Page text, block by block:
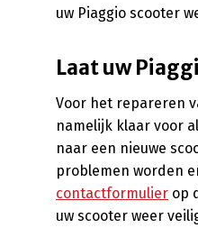
uw Piaggio scooter
Laat uw
Voor het repareren
namelijk klaar voor
naar een nieuwe
problemen worden
contactformulier op
uw scooter weer